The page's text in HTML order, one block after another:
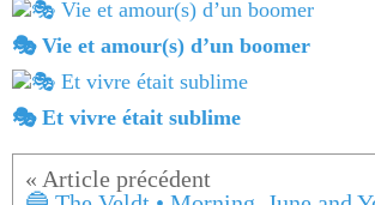
🎭 Vie et amour(s) d’un boomer
🎭 Et vivre était sublime